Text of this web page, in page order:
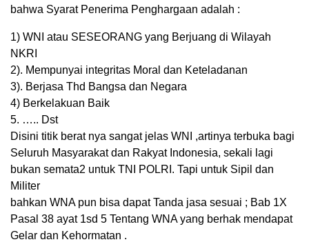
bahwa Syarat Penerima Penghargaan adalah :
1) WNI atau SESEORANG yang Berjuang di Wilayah
NKRI
2). Mempunyai integritas Moral dan Keteladanan
3). Berjasa Thd Bangsa dan Negara
4) Berkelakuan Baik
5. ….. Dst
Disini titik berat nya sangat jelas WNI ,artinya terbuka bagi
Seluruh Masyarakat dan Rakyat Indonesia, sekali lagi
bukan semata2 untuk TNI POLRI. Tapi untuk Sipil dan
Militer
bahkan WNA pun bisa dapat Tanda jasa sesuai ; Bab 1X
Pasal 38 ayat 1sd 5 Tentang WNA yang berhak mendapat
Gelar dan Kehormatan .